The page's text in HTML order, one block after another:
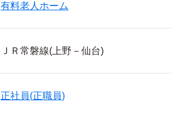
有料老人ホーム
ＪＲ常磐線(上野－仙台)
正社員(正職員)